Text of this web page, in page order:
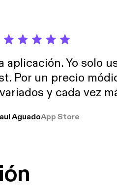
aplicación. Yo solo
Por un precio
y cada vez
AguadoApp Store